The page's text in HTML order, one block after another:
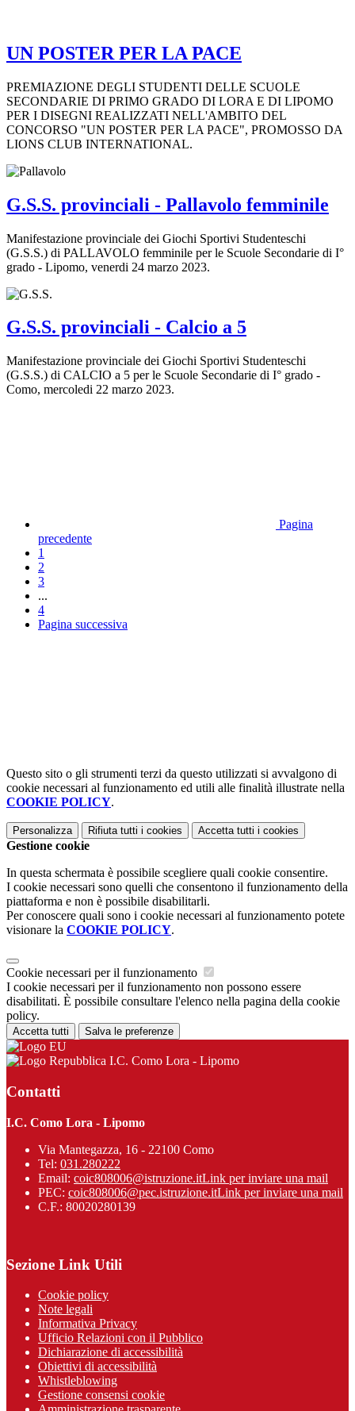
UN POSTER PER LA PACE
PREMIAZIONE DEGLI STUDENTI DELLE SCUOLE
SECONDARIE DI PRIMO GRADO DI LORA E DI LIPOMO
PER I DISEGNI REALIZZATI NELL'AMBITO DEL
CONCORSO "UN POSTER PER LA PACE", PROMOSSO DA
LIONS CLUB INTERNATIONAL.
G.S.S. provinciali - Pallavolo femminile
Manifestazione provinciale dei Giochi Sportivi Studenteschi
(G.S.S.) di PALLAVOLO femminile per le Scuole Secondarie di I°
grado - Lipomo, venerdi 24 marzo 2023.
G.S.S. provinciali - Calcio a 5
Manifestazione provinciale dei Giochi Sportivi Studenteschi
(G.S.S.) di CALCIO a 5 per le Scuole Secondarie di I° grado -
Como, mercoledi 22 marzo 2023.
Pagina
precedente
1
2
3
...
4
Pagina successiva
Questo sito o gli strumenti terzi da questo utilizzati si avvalgono di
cookie necessari al funzionamento ed utili alle finalità illustrate nella
COOKIE POLICY.
Personalizza Rifiuta tutti i cookies Accetta tutti i cookies
Gestione cookie
In questa schermata è possibile scegliere quali cookie consentire.
I cookie necessari sono quelli che consentono il funzionamento della
piattaforma e non è possibile disabilitarli.
Per conoscere quali sono i cookie necessari al funzionamento potete
visionare la COOKIE POLICY.
Cookie necessari per il funzionamento
I cookie necessari per il funzionamento non possono essere
disabilitati. È possibile consultare l'elenco nella pagina della cookie
policy.
Accetta tutti Salva le preferenze
I.C. Como Lora - Lipomo
Contatti
I.C. Como Lora - Lipomo
Via Mantegazza, 16 - 22100 Como
Tel: 031.280222
Email: coic808006@istruzione.itLink per inviare una mail
PEC: coic808006@pec.istruzione.itLink per inviare una mail
C.F.: 80020280139
Sezione Link Utili
Cookie policy
Note legali
Informativa Privacy
Ufficio Relazioni con il Pubblico
Dichiarazione di accessibilità
Obiettivi di accessibilità
Whistleblowing
Gestione consensi cookie